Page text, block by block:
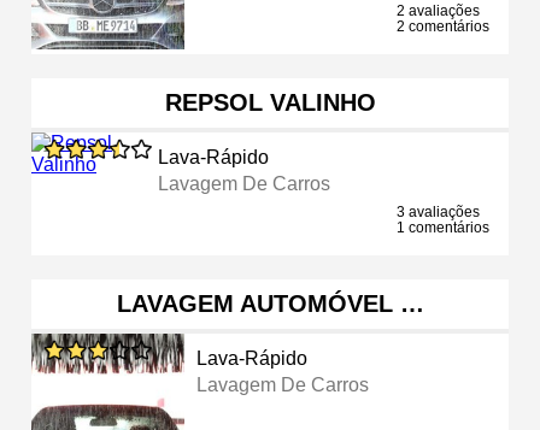
2 avaliações
2 comentários
REPSOL VALINHO
Lava-Rápido
Lavagem De Carros
3 avaliações
1 comentários
LAVAGEM AUTOMÓVEL …
Lava-Rápido
Lavagem De Carros